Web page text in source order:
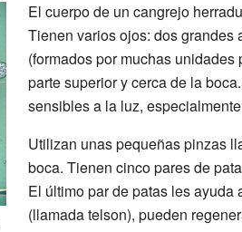
El cuerpo de un cangrejo
Tienen varios ojos: dos grandes
(formados por muchas
parte superior y cerca de la
sensibles a la luz,
Utilizan unas pequeñas pinzas
boca. Tienen cinco pares de
El último par de patas les
(llamada telson), pueden